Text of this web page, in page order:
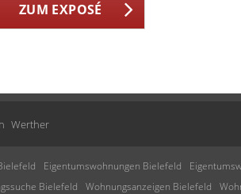
ZUM EXPOSÉ
Werther
Eigentumswohnungen Bielefeld
Bielefeld Wohnungsanzeigen Bielefeld